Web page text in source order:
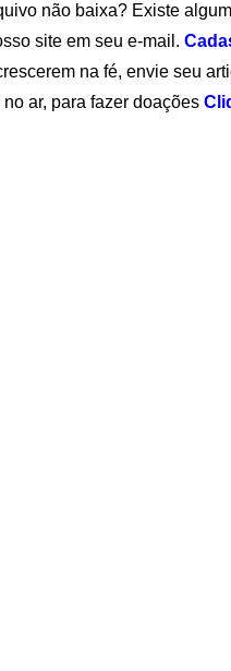
não baixa? Existe
site em seu e-mail.
na fé, envie seu
ar, para fazer doações